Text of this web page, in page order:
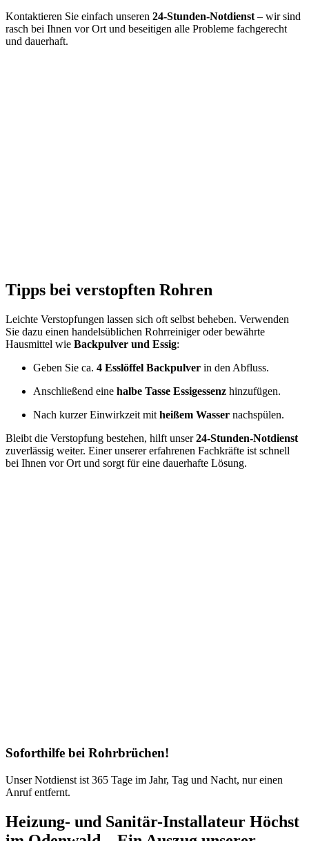
Kontaktieren Sie einfach unseren 24-Stunden-Notdienst – wir sind
rasch bei Ihnen vor Ort und beseitigen alle Probleme fachgerecht
und dauerhaft.
Tipps bei verstopften Rohren
Leichte Verstopfungen lassen sich oft selbst beheben. Verwenden
Sie dazu einen handelsüblichen Rohrreiniger oder bewährte
Hausmittel wie Backpulver und Essig:
Geben Sie ca. 4 Esslöffel Backpulver in den Abfluss.
Anschließend eine halbe Tasse Essigessenz hinzufügen.
Nach kurzer Einwirkzeit mit heißem Wasser nachspülen.
Bleibt die Verstopfung bestehen, hilft unser24-Stunden-Notdienst
zuverlässig weiter. Einer unserer erfahrenen Fachkräfte ist schnell
bei Ihnen vor Ort und sorgt für eine dauerhafte Lösung.
Soforthilfe bei Rohrbrüchen!
Unser Notdienst ist 365 Tage im Jahr, Tag und Nacht, nur einen
Anruf entfernt.
Heizung- und Sanitär-Installateur Höchst